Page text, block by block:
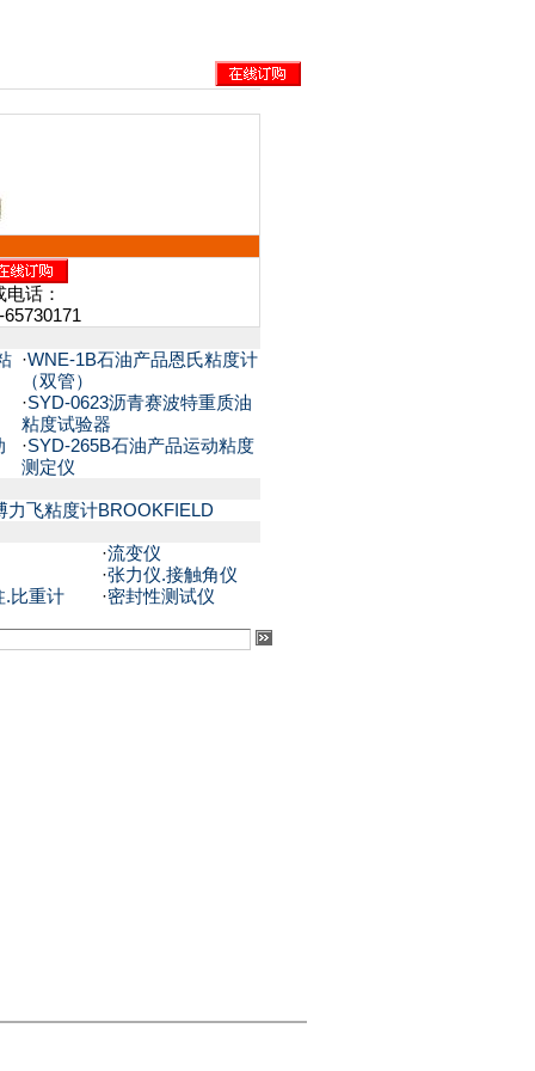
电话：
65730171
·WNE-1B石油产品恩氏粘度计
（双管）
·SYD-0623沥青赛波特重质油
粘度试验器
·SYD-265B石油产品运动粘度
测定仪
力飞粘度计BROOKFIELD
·流变仪
·张力仪.接触角仪
.比重计 ·密封性测试仪